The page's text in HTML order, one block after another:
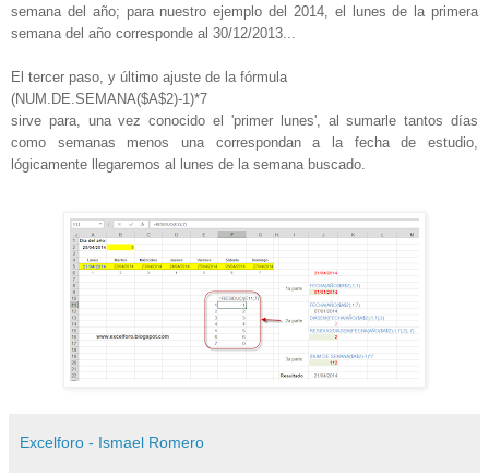
semana del año; para nuestro ejemplo del 2014, el lunes de la primera
semana del año corresponde al 30/12/2013...
El tercer paso, y último ajuste de la fórmula
(NUM.DE.SEMANA($A$2)-1)*7
sirve para, una vez conocido el 'primer lunes', al sumarle tantos días
como semanas menos una correspondan a la fecha de estudio,
lógicamente llegaremos al lunes de la semana buscado.
Excelforo - Ismael Romero